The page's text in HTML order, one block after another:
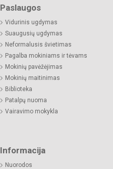
Paslaugos
Vidurinis ugdymas
Suaugusių ugdymas
Neformalusis švietimas
Pagalba mokiniams ir tėvams
Mokinių pavėžėjimas
Mokinių maitinimas
Biblioteka
Patalpų nuoma
Vairavimo mokykla
Informacija
Nuorodos